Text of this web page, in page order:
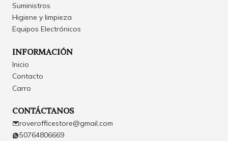
Suministros
Higiene y limpieza
Equipos Electrónicos
INFORMACIÓN
Inicio
Contacto
Carro
CONTÁCTANOS
roverofficestore@gmail.com
50764806669